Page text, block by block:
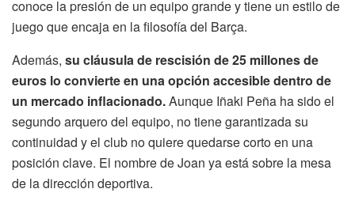
conoce la presión de un equipo grande y tiene un estilo de
juego que encaja en la filosofía del Barça.
Además, su cláusula de rescisión de 25 millones de
euros lo convierte en una opción accesible dentro de
un mercado inflacionado.Aunque Iñaki Peña ha sido el
segundo arquero del equipo, no tiene garantizada su
continuidad y el club no quiere quedarse corto en una
posición clave. El nombre de Joan ya está sobre la mesa
de la dirección deportiva.